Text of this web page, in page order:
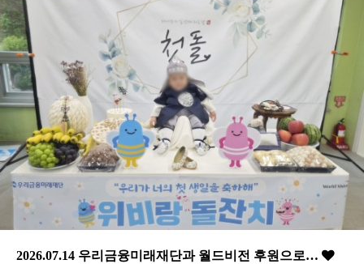
2026.07.14 우리금융미래재단과 월드비전 후원으로…